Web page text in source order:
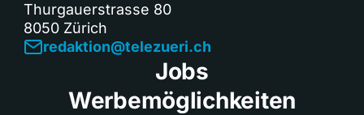
Thurgauerstrasse 80
8050 Zürich
redaktion@telezueri.ch
Jobs
Werbemöglichkeiten